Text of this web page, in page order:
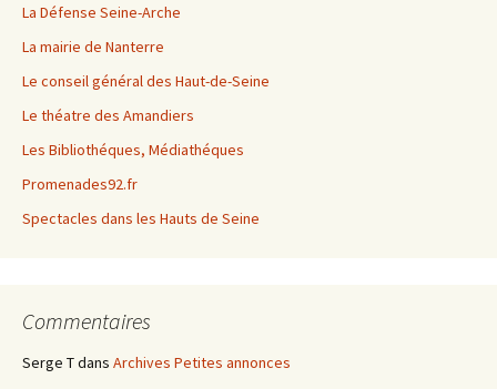
La Défense Seine-Arche
La mairie de Nanterre
Le conseil général des Haut-de-Seine
Le théatre des Amandiers
Les Bibliothéques, Médiathéques
Promenades92.fr
Spectacles dans les Hauts de Seine
Commentaires
Serge Tdans Archives Petites annonces